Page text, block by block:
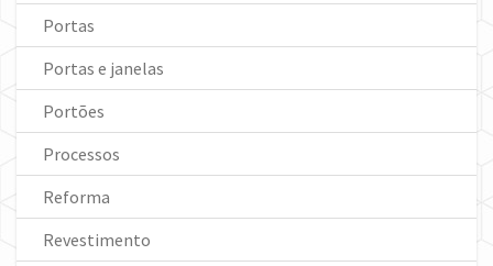
Portas
Portas e janelas
Portões
Processos
Reforma
Revestimento